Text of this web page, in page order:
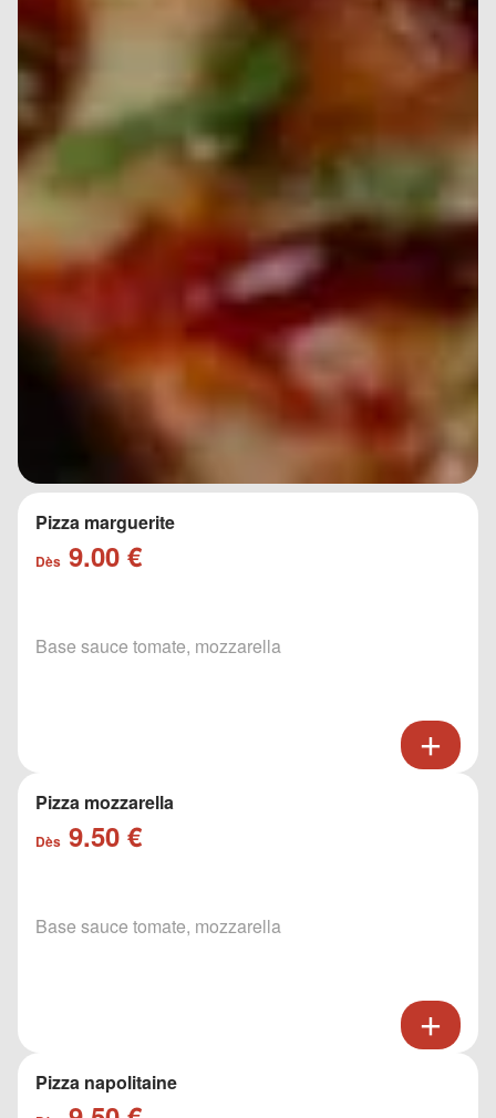
Pizza marguerite
Dès 9.00 €
Base sauce tomate, mozzarella
Pizza mozzarella
Dès 9.50 €
Base sauce tomate, mozzarella
Pizza napolitaine